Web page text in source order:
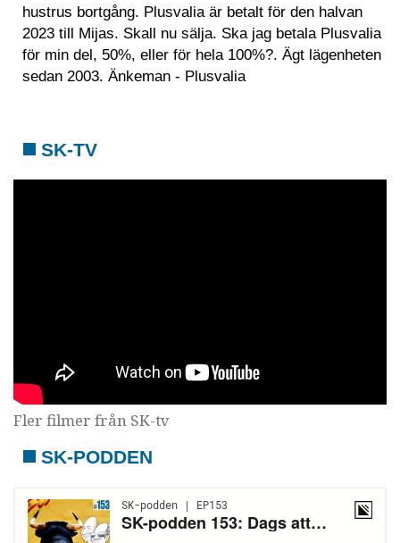
hustrus bortgång. Plusvalia är betalt för den halvan
2023 till Mijas. Skall nu sälja. Ska jag betala Plusvalia
för min del, 50%, eller för hela 100%?. Ägt lägenheten
sedan 2003. Änkeman - Plusvalia
SK-TV
Fler filmer från SK-tv
SK-PODDEN